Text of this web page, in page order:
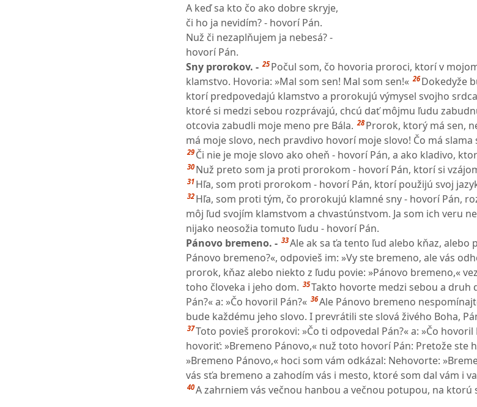
A keď sa kto čo ako dobre skryje,
či ho ja nevidím? - hovorí Pán.
Nuž či nezaplňujem ja nebesá? -
hovorí Pán.
Sny prorokov. - 25 Počul som, čo hovoria proroci, ktorí v
klamstvo. Hovoria: »Mal som sen! Mal som sen!« 26 Dokedyže
ktorí predpovedajú klamstvo a prorokujú výmysel svojho
ktoré si medzi sebou rozprávajú, chcú dať môjmu ľudu
otcovia zabudli moje meno pre Bála. 28 Prorok, ktorý má sen,
má moje slovo, nech pravdivo hovorí moje slovo! Čo má slama
29 Či nie je moje slovo ako oheň - hovorí Pán, a ako kladivo,
30 Nuž preto som ja proti prorokom - hovorí Pán, ktorí si
31 Hľa, som proti prorokom - hovorí Pán, ktorí použijú svoj
32 Hľa, som proti tým, čo prorokujú klamné sny - hovorí Pán,
môj ľud svojím klamstvom a chvastúnstvom. Ja som ich veru
nijako neosožia tomuto ľudu - hovorí Pán.
Pánovo bremeno. - 33Ale ak sa ťa tento ľud alebo kňaz, alebo
Pánovo bremeno?«, odpovieš im: »Vy ste bremeno, ale vás
prorok, kňaz alebo niekto z ľudu povie: »Pánovo bremeno,«
toho človeka i jeho dom. 35Takto hovorte medzi sebou a druh
Pán?« a: »Čo hovoril Pán?« 36Ale Pánovo bremeno
bude každému jeho slovo. I prevrátili ste slová živého Boha,
37Toto povieš prorokovi: »Čo ti odpovedal Pán?« a: »Čo hovoril
hovoriť: »Bremeno Pánovo,« nuž toto hovorí Pán: Pretože ste
»Bremeno Pánovo,« hoci som vám odkázal: Nehovorte:
vás sťa bremeno a zahodím vás i mesto, ktoré som dal vám i
40A zahrniem vás večnou hanbou a večnou potupou, na ktorú